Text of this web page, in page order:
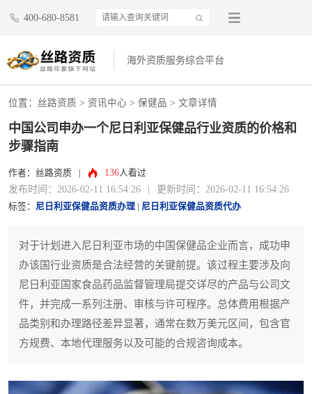
400-680-8581
海外资质服务综合平台
位置： 丝路资质 > 资讯中心 > 保健品 > 文章详情
中国公司申办一个尼日利亚保健品行业资质的价格和
步骤指南
作者：丝路资质 136人看过
发布时间：2026-02-11 16:54:26 更新时间：2026-02-11 16:54:26
标签： 尼日利亚保健品资质办理 尼日利亚保健品资质代办
对于计划进入尼日利亚市场的中国保健品企业而言，成功申
办该国行业资质是合法经营的关键前提。该过程主要涉及向
尼日利亚国家食品药品监督管理局提交详尽的产品与公司文
件，并完成一系列注册、审核与许可程序。总体费用根据产
品类别和办理路径差异显著，通常在数万美元区间，包含官
方规费、本地代理服务以及可能的合规咨询成本。